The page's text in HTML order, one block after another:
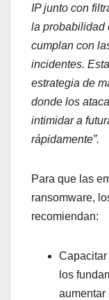
IP junto con
la probabilidad
cumplan con
incidentes.
estrategia de
donde los
intimidar a
rápidamente”.
Para que las
ransomware,
recomiendan:
los
aumentar